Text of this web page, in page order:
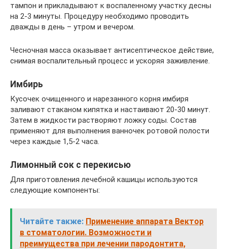
тампон и прикладывают к воспаленному участку десны
на 2-3 минуты. Процедуру необходимо проводить
дважды в день – утром и вечером.
Чесночная масса оказывает антисептическое действие,
снимая воспалительный процесс и ускоряя заживление.
Имбирь
Кусочек очищенного и нарезанного корня имбиря
заливают стаканом кипятка и настаивают 20-30 минут.
Затем в жидкости растворяют ложку соды. Состав
применяют для выполнения ванночек ротовой полости
через каждые 1,5-2 часа.
Лимонный сок с перекисью
Для приготовления лечебной кашицы используются
следующие компоненты:
Читайте также: Применение аппарата Вектор
в стоматологии. Возможности и
преимущества при лечении пародонтита,